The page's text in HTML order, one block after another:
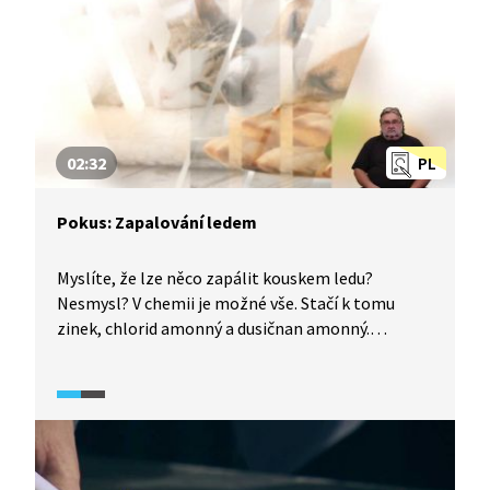
PL
02:32
Pokus: Zapalování ledem
Myslíte, že lze něco zapálit kouskem ledu?
Nesmysl? V chemii je možné vše. Stačí k tomu
zinek, chlorid amonný a dusičnan amonný.
měnit na oxid zinečnatý hořením. Také poznáte
vlastnosti karbidu vápníku. Co se stane při jeho
vhození do sněhu? Uvolňuje se plyn zvaný
acetylen, který velmi ochotně hoří.